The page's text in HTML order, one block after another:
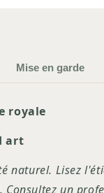
Mise en garde
royale
art
naturel. Lisez
Consultez un